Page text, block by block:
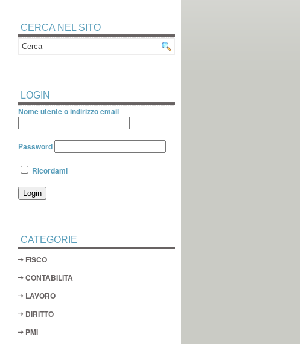
CERCA NEL SITO
LOGIN
Nome utente o indirizzo email
Password
Ricordami
CATEGORIE
FISCO
CONTABILITÀ
LAVORO
DIRITTO
PMI